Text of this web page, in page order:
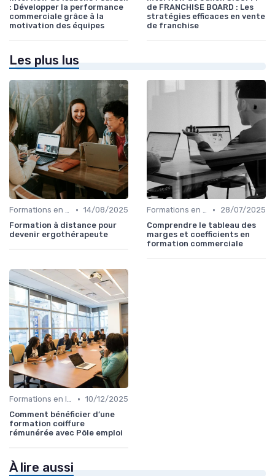
: Développer la performance
commerciale grâce à la
motivation des équipes
de FRANCHISE BOARD : Les
stratégies efficaces en vente
de franchise
Les plus lus
Formations en ligne • 14/08/2025
Formation à distance pour
devenir ergothérapeute
Formations en ligne •
28/07/2025
Comprendre le tableau des
marges et coefficients en
formation commerciale
Formations en ligne • 10/12/2025
Comment bénéficier d’une
formation coiffure
rémunérée avec Pôle emploi
À lire aussi